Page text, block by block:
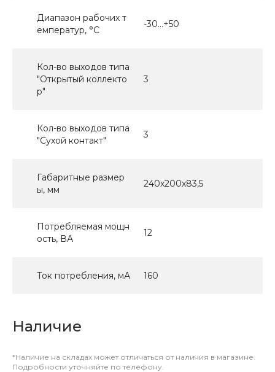
Диапазон рабочих т
емператур, °С
-30…+50
Кол-во выходов типа
"Открытый коллекто
р"
3
Кол-во выходов типа
"Сухой контакт"
3
Габаритные размер
ы, мм
240х200х83,5
Потребляемая мощн
ость, ВА
12
Ток потребления, мА 160
Наличие
*Наличие на складах может отличаться от наличия в магазине.
Подробности уточняйте по телефону.